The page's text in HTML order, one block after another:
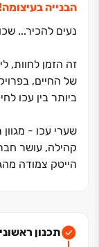
הבנייה בעיצומה!
נעים להכיר...
זה הזמן לחוות,
של החיים,
ביותר בין עכו
שערי עכו -
קהילה, עושר
הייטק צמודה
המגורים החדש,
תכנון ראשוני